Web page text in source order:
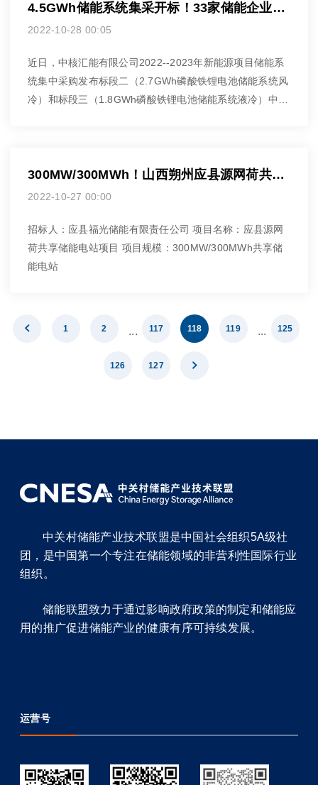
4.5GWh储能系统集采开标！33家储能企业参与投标
2022-10-28 00:05
近日，中核汇能有限公司2022--2023年新能源项目储能系
统集中采购发布标段二（2.7GWh磷酸铁锂电池储能系统风
冷）和标段三（1.8GWh磷酸铁锂电池储能系统液冷）中标
300MW/300MWh！山西朔州应县源网荷共享储能项目招标
2022-10-27 00:00
招标人：应县福光储能有限责任公司 项目名称：应县源网
荷共享储能电站项目 项目规模：300MW/300MWh共享储
能电站
 1 2 ... 117 118 119 ... 125
126 127 
中关村储能产业技术联盟是中国社会组织5A级社
团，是中国第一个专注在储能领域的非营利性国际行业
组织。
储能联盟致力于通过影响政府政策的制定和储能应
用的推广促进储能产业的健康有序可持续发展。
运营号